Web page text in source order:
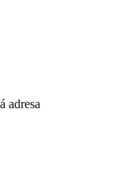
adresa